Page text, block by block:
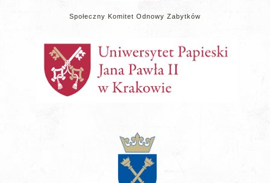
Społeczny Komitet Odnowy Zabytków